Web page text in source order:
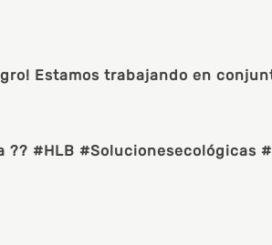
Estamos trabajando en
#HLB #Solucionesecológicas